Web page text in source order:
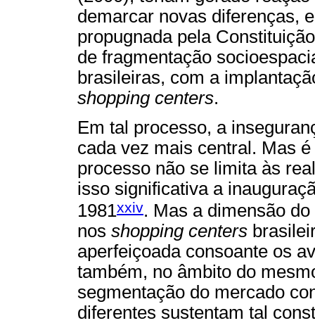
demarcar novas diferenças,
propugnada pela
de fragmentação
brasileiras, com a
shopping centers.
Em tal processo, a
cada vez mais central. Mas
processo não se limita às
isso significativa a
1981xxiv. Mas a dimensão
nos shopping centers
aperfeiçoada consoante os
também, no âmbito do
segmentação do mercado
diferentes sustentam tal